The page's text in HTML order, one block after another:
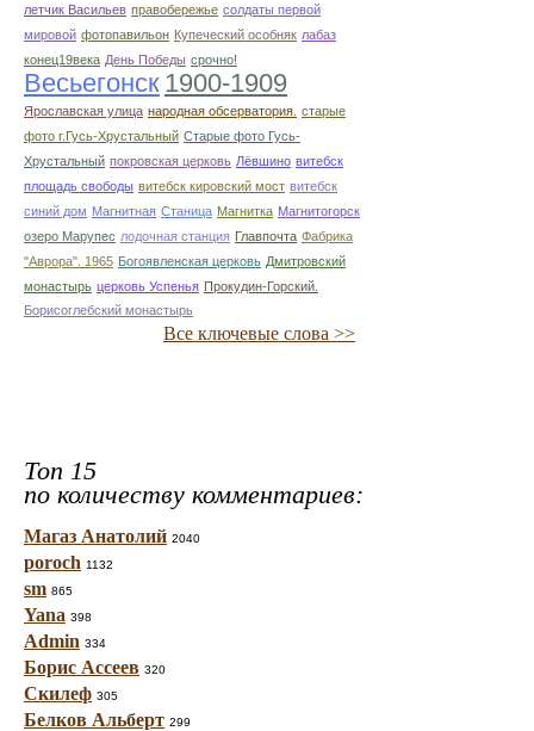
летчик Васильев правобережье солдаты первой
мировой фотопавильон Купеческий особняк лабаз
конец19века День Победы срочно!
Весьегонск 1900-1909
Ярославская улица народная обсерватория. старые
фото г.Гусь-Хрустальный Старые фото Гусь-
Хрустальный покровская церковь Лёвшино витебск
площадь свободы витебск кировский мост витебск
синий дом Магнитная Станица Магнитка Магнитогорск
озеро Марупес лодочная станция Главпочта Фабрика
"Аврора". 1965 Богоявленская церковь Дмитровский
монастырь церковь Успенья Прокудин-Горский.
Борисоглебский монастырь
Все ключевые слова >>
Топ 15
по количеству комментариев:
Магаз Анатолий 2040
poroch 1132
sm 865
Yana 398
Admin 334
Борис Ассеев 320
Скилеф 305
Белков Альберт 299